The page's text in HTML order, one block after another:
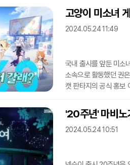
자사 플랫폼 내 게임
리포트'를 발표했다.이
이용하는 가운데 46%
고양이 미소녀
2024.05.24 11:49
국내 출시를 앞둔 미소
소속으로 활동했던 권
캣 판타지의 공식 홍보
예정이다. 권은비가 출
추첨해 경품을 증정할
제목으로 2022년부터 서비스됐던 모바
'20주년' 마비노
2024.05.24 10:51